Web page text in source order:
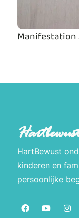
Manifestation
HartBewust
kinderen en
persoonlijke